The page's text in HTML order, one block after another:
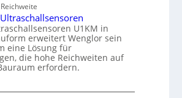
U1KM in
erweitert Wenglor sein
eine Lösung für
die hohe Reichweiten auf
erfordern.